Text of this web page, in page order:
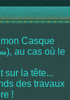
Casque
), au cas où le
sur la tête...
des travaux
!